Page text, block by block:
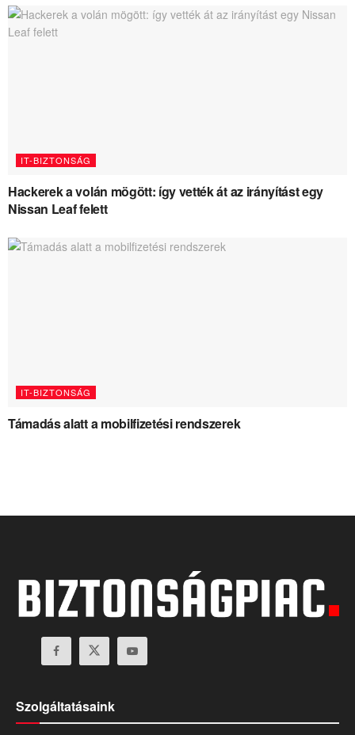
IT-BIZTONSÁG
Hackerek a volán mögött: így vették át az irányítást egy
Nissan Leaf felett
IT-BIZTONSÁG
Támadás alatt a mobilfizetési rendszerek
Szolgáltatásaink